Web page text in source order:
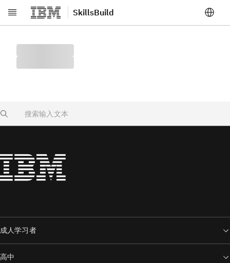
跳转至主要内容 SkillsBuild
Search
成人学习者
高中